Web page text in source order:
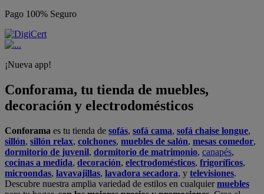
Pago 100% Seguro
¡Nueva app!
Conforama, tu tienda de muebles,
decoración y electrodomésticos
Conforama es tu tienda de sofás, sofá cama, sofá chaise longue,
sillón, sillón relax, colchones, muebles de salón, mesas comedor,
dormitorio de juvenil, dormitorio de matrimonio, canapés,
cocinas a medida, decoración, electrodomésticos, frigoríficos,
microondas, lavavajillas, lavadora secadora, y televisiones.
Descubre nuestra amplia variedad de estilos en cualquiermuebles